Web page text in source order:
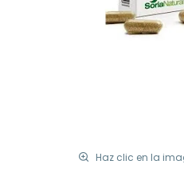
Haz clic en la